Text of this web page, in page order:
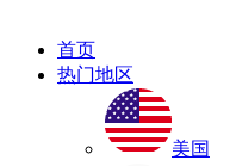
首页
热门地区
美国